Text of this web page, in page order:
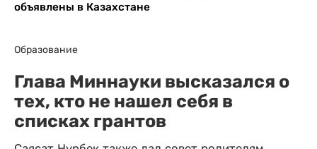
объявлены в Казахстане
Образование
Глава Миннауки высказался о
тех, кто не нашел себя в
списках грантов